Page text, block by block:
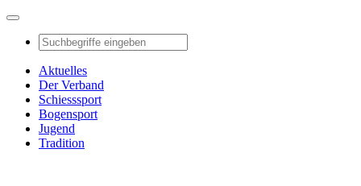
Aktuelles
Der Verband
Schiesssport
Bogensport
Jugend
Tradition